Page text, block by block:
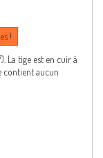
!
La tige est en cuir à
contient aucun